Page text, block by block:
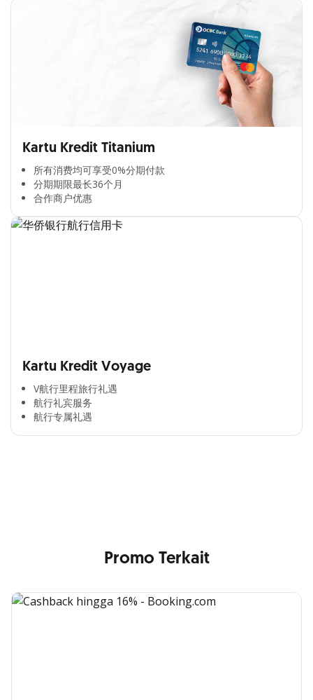
Kartu Kredit Titanium
所有消费均可享受0%分期付款​
分期期限最长36个月​
合作商户优惠​
Kartu Kredit Voyage
V航行里程旅行礼遇
航行礼宾服务
航行专属礼遇
Cross Selling Banner Global
Promo Terkait